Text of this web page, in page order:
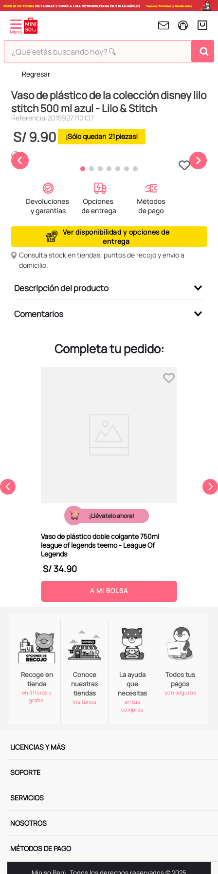
¿Qué estás buscando hoy? 🔍
Regresar
Vaso de plástico de la colección disney lilo
stitch 500 ml azul - Lilo & Stitch
Referencia:2015927710107
S/9.90 21
Ver disponibilidad y opciones de
entrega
Consulta stock en tiendas, puntos de recojo y envío a
domicilio.
Descripción del producto
Comentarios
Completa tu pedido:
¡Llévatelo ahora!
Vaso de plástico doble colgante 750ml
league of legends teemo - League Of
Legends
S/34.90
A MI BOLSA
Recoge en
tienda
en 3 horas y
gratis.
Conoce
nuestras
tiendas
Visitanos
La ayuda
que
necesitas
en tus
compras
Todos tus
pagos
son seguros
LICENCIAS Y MÁS
SOPORTE
SERVICIOS
NOSOTROS
MÉTODOS DE PAGO
TÉRMINOS MÁS BUSCADOS
1.
peluches
2.
hello kitty
4.
chiikawas
.
my melody
harry potter
stitch
9.
peluche
10. kuromi